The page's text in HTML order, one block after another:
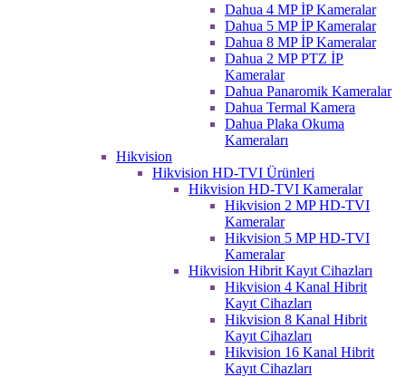
Dahua 4 MP İP Kameralar
Dahua 5 MP İP Kameralar
Dahua 8 MP İP Kameralar
Dahua 2 MP PTZ İP
Kameralar
Dahua Panaromik Kameralar
Dahua Termal Kamera
Dahua Plaka Okuma
Kameraları
Hikvision
Hikvision HD-TVI Ürünleri
Hikvision HD-TVI Kameralar
Hikvision 2 MP HD-TVI
Kameralar
Hikvision 5 MP HD-TVI
Kameralar
Hikvision Hibrit Kayıt Cihazları
Hikvision 4 Kanal Hibrit
Kayıt Cihazları
Hikvision 8 Kanal Hibrit
Kayıt Cihazları
Hikvision 16 Kanal Hibrit
Kayıt Cihazları